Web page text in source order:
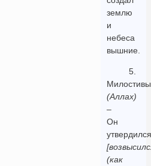
землю
и
небеса
вышние.
5.
(Аллах)
–
Он
утвердился
(как